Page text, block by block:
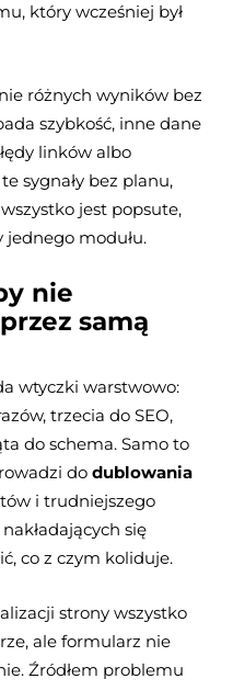
który wcześniej był
różnych wyników bez
szybkość, inne dane
linków albo
sygnały bez planu,
jest popsute,
modułu.
nie
samą
wtyczki warstwowo:
trzecia do SEO,
do schema. Samo to
do dublowania
i trudniejszego
się
co z czym koliduje.
strony wszystko
ale formularz nie
Źródłem problemu